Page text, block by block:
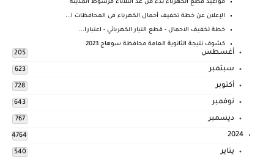
مواعيد قطع الكهرباء بدء من غد الثلاثاء فرشوط المدينه
الإعلان عن خطة تخفيف أحمال الكهرباء فى المحافظات ا...
خطة تخفيف الاحمال - قطع التيار الكهربائي - اعتبارا...
كشوف نتيجة الثانوية العامة محافظة سوهاج 2023
أغسطس 205
سبتمبر 623
أكتوبر 728
نوفمبر 643
ديسمبر 767
2024
4764
يناير 540